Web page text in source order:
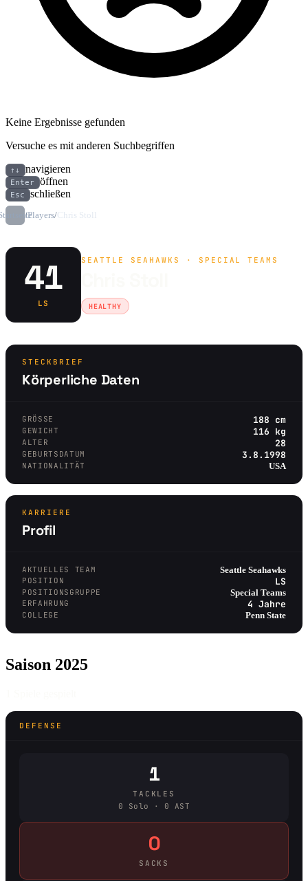
Keine Ergebnisse gefunden
Versuche es mit anderen Suchbegriffen
↑↓ navigieren
Enter öffnen
Esc schließen
/Players/Chris Stoll
41
LS
SEATTLE SEAHAWKS · SPECIAL TEAMS
HEALTHY
STECKBRIEF
Körperliche Daten
GRÖSSE 188 cm
GEWICHT 116 kg
ALTER 28
GEBURTSDATUM 3.8.1998
NATIONALITÄT USA
KARRIERE
Profil
AKTUELLES TEAM Seattle Seahawks
POSITION LS
POSITIONSGRUPPE Special Teams
ERFAHRUNG 4 Jahre
COLLEGE Penn State
Saison 2025
DEFENSE
1
TACKLES
0 Solo · 0 AST
0
SACKS